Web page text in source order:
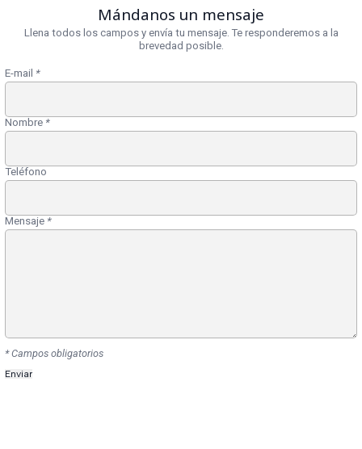
Mándanos un mensaje
Llena todos los campos y envía tu mensaje. Te responderemos a la
brevedad posible.
E-mail *
Nombre *
Teléfono
Mensaje *
* Campos obligatorios